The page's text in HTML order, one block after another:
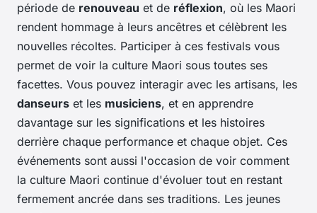
période de renouveau et de réflexion, où les Maori
rendent hommage à leurs ancêtres et célèbrent les
nouvelles récoltes. Participer à ces festivals vous
permet de voir la culture Maori sous toutes ses
facettes. Vous pouvez interagir avec les artisans, les
danseurs et les musiciens, et en apprendre
davantage sur les significations et les histoires
derrière chaque performance et chaque objet. Ces
événements sont aussi l'occasion de voir comment
la culture Maori continue d'évoluer tout en restant
fermement ancrée dans ses traditions. Les jeunes